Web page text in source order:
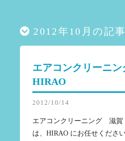
2012年10月の記
エアコンクリーニ
HIRAO
2012/10/14
エアコンクリーニング 滋
は、HIRAO にお任せくだ